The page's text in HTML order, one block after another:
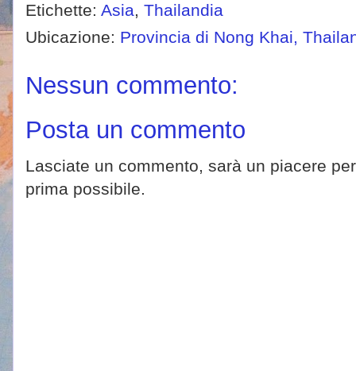
Etichette: Asia, Thailandia
Ubicazione: Provincia di Nong Khai,
Nessun commento:
Posta un commento
Lasciate un commento, sarà un piacere
prima possibile.